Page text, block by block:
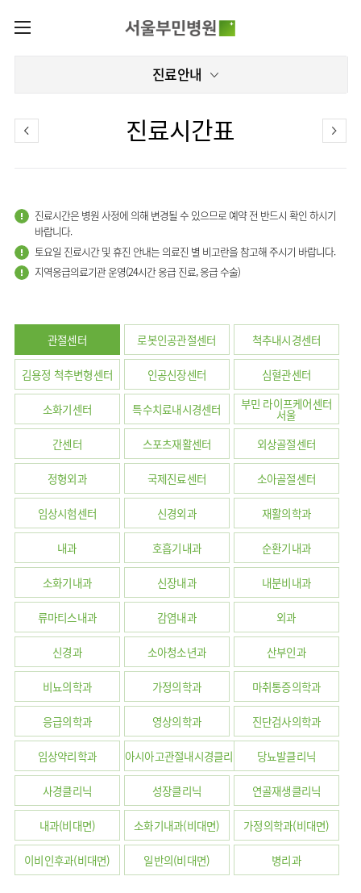
로그인
증명서발급내역
센터
로봇인공관절센터
척추내시경센터
김용정
척추변형센터
인공신장센터
간센터
소화기센터
특수치료내시경센터
부민
라이프케어센터
스포츠재활센터
외상골절센터
국제진료센터
임상시험센터
소아골절센터
진료안내
정형외과
신경외과
재활의학과
순환기내과
소화기내과
신장내과
내분비내과
류마티스내과
감염내과
외과
신경과
소아청소년과
산부인과
비뇨의학과
가정의학과
마취통증의학과
응급의학과
영상의학과
진단검사의학과
임상약리학과
의료진
클리닉
아시아고관절내시경클리닉
당뇨발 클리닉
성장 클리닉
연골재생클리닉
진료시간표
외래진료
입원/
병문안
입원생활안내
층별안내
편의시설
비급여진료비
장비안내
진료상담콜센터
주차시설안내
오시는길
비대면진료
증명서재발급
병원소개
병원장인사말
비전과
Bumin
연혁
조직도
진료협력센터
연구교육
미디어센터
인재채용
칭찬합시다
고객의소리
부민병원
40주년
역사관
이사장소개
비전과
핵심가치
HI
부민스토리
글로벌
얼라이언스
연혁
조직도
오시는길
소개
외래진료
안내
부민그룹소식
사회공헌
언론보도
건강토크
입찰공고
KOR
ENG
진료안내
진료시간표
진료시간은 병원 사정에 의해 변경될 수 있으므로 예약 전 반드시 확인 하시기
바랍니다.
토요일 진료시간 및 휴진 안내는 의료진 별 비고란을 참고해 주시기 바랍니다.
지역응급의료기관 운영(24시간 응급 진료, 응급 수술)
관절센터 로봇인공관절센터 척추내시경센터
김용정 척추변형센터 인공신장센터 심혈관센터
소화기센터 특수치료내시경센터 부민 라이프케어센터
서울
간센터
스포츠재활센터 외상골절센터
정형외과 국제진료센터 소아골절센터
임상시험센터 신경외과 재활의학과
내과 호흡기내과 순환기내과
소화기내과 신장내과 내분비내과
류마티스내과 감염내과 외과
신경과 소아청소년과 산부인과
비뇨의학과 가정의학과 마취통증의학과
응급의학과 영상의학과 진단검사의학과
임상약리학과 아시아고관절내시경클리닉 당뇨발클리닉
사경클리닉 성장클리닉 연골재생클리닉
내과(비대면) 소화기내과(비대면) 가정의학과(비대면)
이비인후과(비대면) 일반의(비대면) 병리과